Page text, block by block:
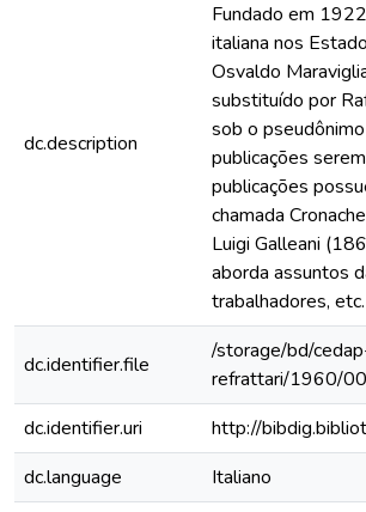
dc.description
Fundado em
italiana nos
Osvaldo
substituído por
sob o
publicações
publicações
chamada
Luigi Galleani
aborda assuntos
trabalhadores, etc.
dc.identifier.file
/storage/bd/
refrattari/1960/
dc.identifier.uri
http://
dc.language
Italiano